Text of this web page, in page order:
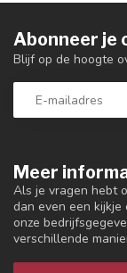
Meer
Als je vragen hebt
dan even een
onze
verschillende
Abonneer je
Blijf op de hoogte